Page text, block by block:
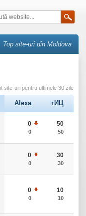
Top site-uri din Moldova
site-uri pentru ultimele 30 zile
Alexa тИЦ
0
0
50
50
0
0
30
30
0
0
10
10